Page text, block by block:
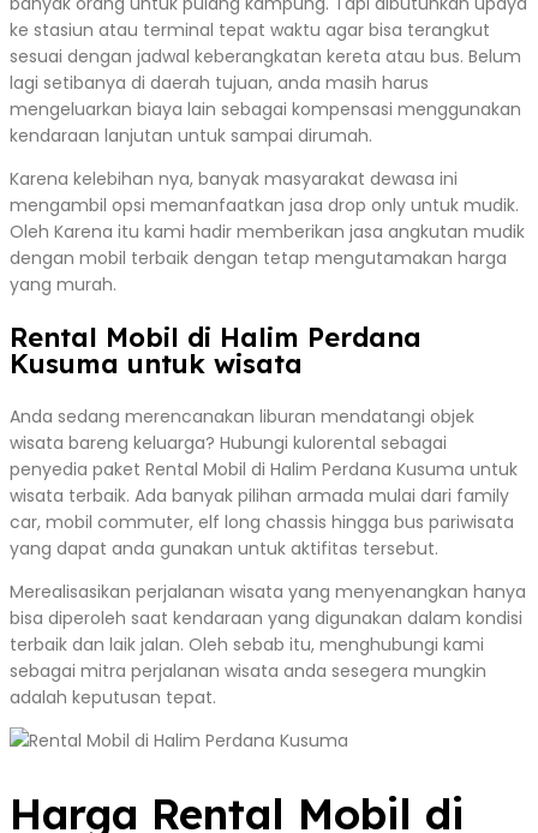
ke stasiun atau terminal tepat waktu agar bisa terangkut
sesuai dengan jadwal keberangkatan kereta atau bus. Belum
lagi setibanya di daerah tujuan, anda masih harus
mengeluarkan biaya lain sebagai kompensasi menggunakan
kendaraan lanjutan untuk sampai dirumah.
Karena kelebihan nya, banyak masyarakat dewasa ini
mengambil opsi memanfaatkan jasa drop only untuk mudik.
Oleh Karena itu kami hadir memberikan jasa angkutan mudik
dengan mobil terbaik dengan tetap mengutamakan harga
yang murah.
Rental Mobil di Halim Perdana
Kusuma untuk wisata
Anda sedang merencanakan liburan mendatangi objek
wisata bareng keluarga? Hubungi kulorental sebagai
penyedia paket Rental Mobil di Halim Perdana Kusuma untuk
wisata terbaik. Ada banyak pilihan armada mulai dari family
car, mobil commuter, elf long chassis hingga bus pariwisata
yang dapat anda gunakan untuk aktifitas tersebut.
Merealisasikan perjalanan wisata yang menyenangkan hanya
bisa diperoleh saat kendaraan yang digunakan dalam kondisi
terbaik dan laik jalan. Oleh sebab itu, menghubungi kami
sebagai mitra perjalanan wisata anda sesegera mungkin
adalah keputusan tepat.
Harga Rental Mobil di